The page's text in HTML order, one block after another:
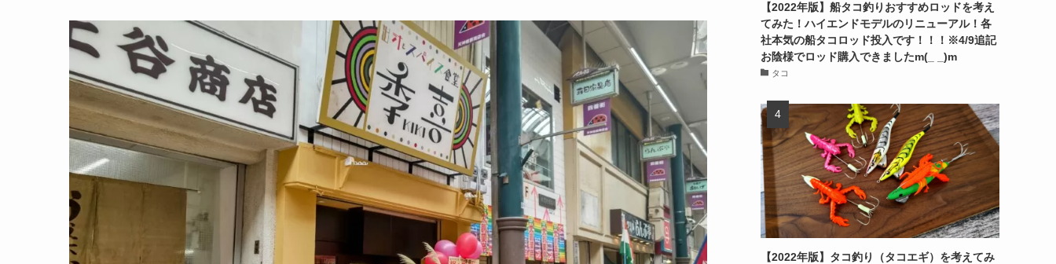
【2022年版】船タコ釣りおすすめロッドを考え
てみた！ハイエンドモデルのリニューアル！各
社本気の船タコロッド投入です！！！※4/9追記
お陰様でロッド購入できましたm(_ _)m
タコ
【2022年版】タコ釣り（タコエギ）を考えてみ